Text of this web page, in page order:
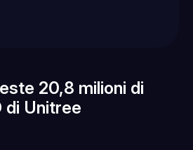
20,8 milioni di
di Unitree